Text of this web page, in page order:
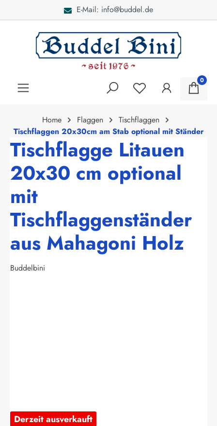
E-Mail: info@buddel.de
0
Home Flaggen
Tischflaggen
Tischflaggen 20x30cm am Stab optional mit Ständer
Tischflagge Litauen
20x30 cm optional
mit
Tischflaggenständer
aus Mahagoni Holz
Buddelbini
Derzeit ausverkauft